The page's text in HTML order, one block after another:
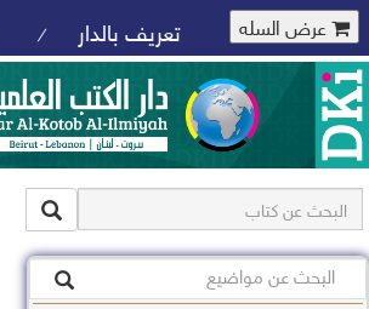
عرض السله تعريف بالدار /